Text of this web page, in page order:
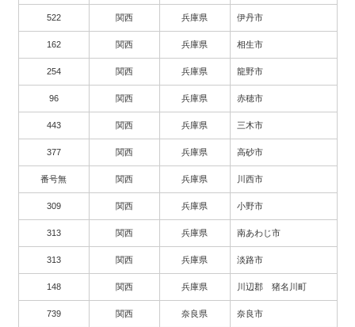
522 関西 兵庫県 伊丹市
162 関西 兵庫県 相生市
254 関西 兵庫県 龍野市
96 関西 兵庫県 赤穂市
443 関西 兵庫県 三木市
377 関西 兵庫県 高砂市
番号無 関西 兵庫県 川西市
309 関西 兵庫県 小野市
313 関西 兵庫県 南あわじ市
313 関西 兵庫県 淡路市
148 関西 兵庫県 川辺郡 猪名川町
739 関西 奈良県 奈良市